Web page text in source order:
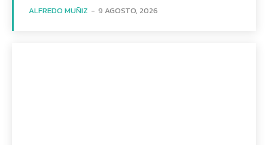
ALFREDO MUÑIZ - 9 AGOSTO, 2026